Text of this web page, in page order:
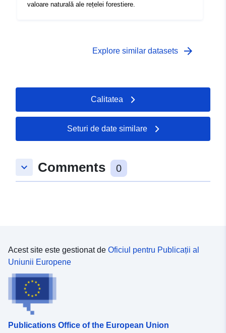
valoare naturală ale rețelei forestiere.
Explore similar datasets arrow_forward
Calitatea
Seturi de date similare
keyboard_arrow_down Comments 0
Acest site este gestionat de Oficiul pentru Publicații al
Uniunii Europene
Publications Office of the European Union